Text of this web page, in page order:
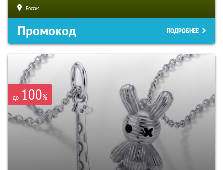
Россия
Промокод ПОДРОБНЕЕ
до 100%